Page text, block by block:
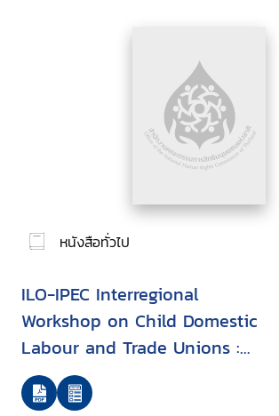
หนังสือทั่วไป
ILO-IPEC Interregional
Workshop on Child Domestic
Labour and Trade Unions :
Report, Geneva, 1-3 February
2006/